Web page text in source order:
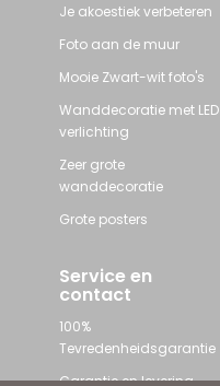
Je akoestiek verbeteren
Foto aan de muur
Mooie Zwart-wit foto's
Wanddecoratie met LED
verlichting
Zeer grote
wanddecoratie
Grote posters
Service en
contact
100%
Tevredenheidsgarantie
Garantie en levering